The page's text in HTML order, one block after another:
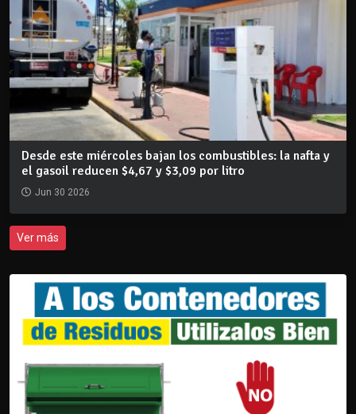
Desde este miércoles bajan los combustibles: la nafta y
el gasoil reducen $4,67 y $3,09 por litro
Jun 30 2026
Ver más